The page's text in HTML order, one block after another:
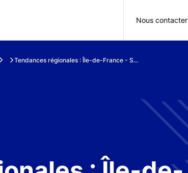
Nous contacter
Tendances régionales : Île-de-France - S...